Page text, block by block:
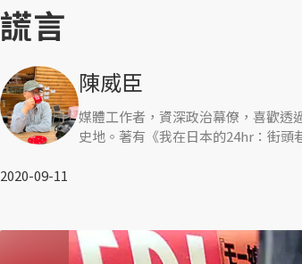
謊言
陳威臣
媒體工作者，資深政治幕僚，喜歡透
史地。著有《我在日本的24hr：街頭
2020-09-11